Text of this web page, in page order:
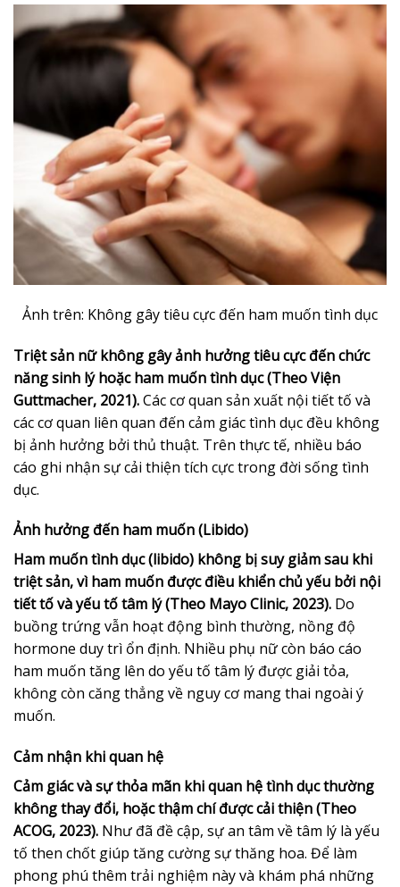
Ảnh trên: Không gây tiêu cực đến ham muốn tình dục
Triệt sản nữ không gây ảnh hưởng tiêu cực đến chức
năng sinh lý hoặc ham muốn tình dục (Theo Viện
Guttmacher, 2021).Các cơ quan sản xuất nội tiết tố và
các cơ quan liên quan đến cảm giác tình dục đều không
bị ảnh hưởng bởi thủ thuật. Trên thực tế, nhiều báo
cáo ghi nhận sự cải thiện tích cực trong đời sống tình
dục.
Ảnh hưởng đến ham muốn (Libido)
Ham muốn tình dục (libido) không bị suy giảm sau khi
triệt sản, vì ham muốn được điều khiển chủ yếu bởi nội
tiết tố và yếu tố tâm lý (Theo Mayo Clinic, 2023). Do
buồng trứng vẫn hoạt động bình thường, nồng độ
hormone duy trì ổn định. Nhiều phụ nữ còn báo cáo
ham muốn tăng lên do yếu tố tâm lý được giải tỏa,
không còn căng thẳng về nguy cơ mang thai ngoài ý
muốn.
Cảm nhận khi quan hệ
Cảm giác và sự thỏa mãn khi quan hệ tình dục thường
không thay đổi, hoặc thậm chí được cải thiện (Theo
ACOG, 2023). Như đã đề cập, sự an tâm về tâm lý là yếu
tố then chốt giúp tăng cường sự thăng hoa. Để làm
phong phú thêm trải nghiệm này và khám phá những